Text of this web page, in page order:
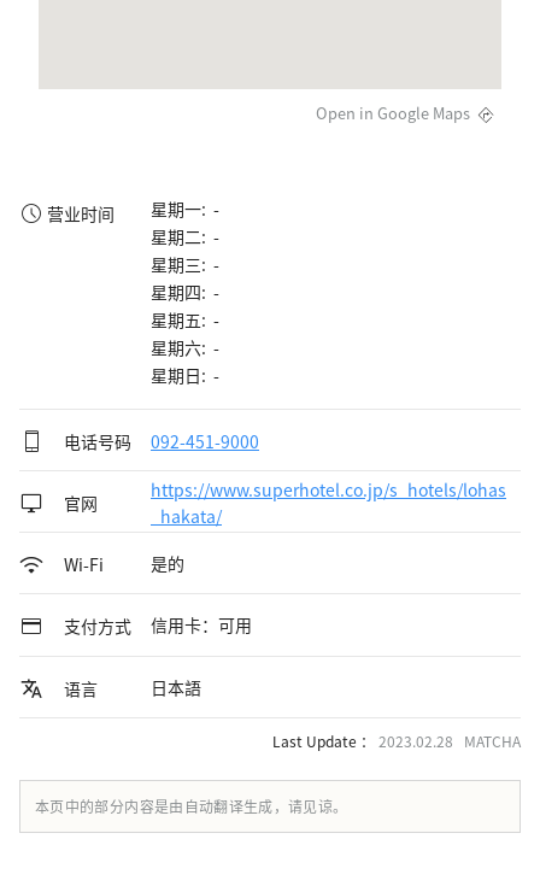
Open in Google Maps
营业时间
星期一: -
星期二: -
星期三: -
星期四: -
星期五: -
星期六: -
星期日: -
电话号码 092-451-9000
官网
https://www.superhotel.co.jp/s_hotels/lohas
_hakata/
Wi-Fi
是的
支付方式 信用卡：可用
语言 日本語
Last Update ： 2023.02.28 MATCHA
本页中的部分内容是由自动翻译生成，请见谅。